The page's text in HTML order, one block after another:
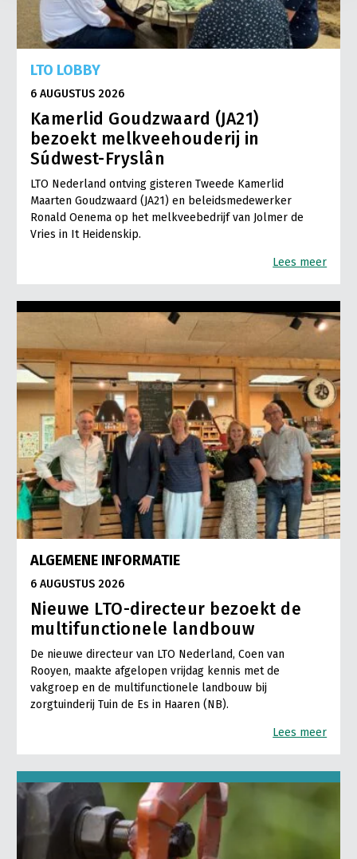
LTO LOBBY
6 AUGUSTUS 2026
Kamerlid Goudzwaard (JA21)
bezoekt melkveehouderij in
Súdwest-Fryslân
LTO Nederland ontving gisteren Tweede Kamerlid
Maarten Goudzwaard (JA21) en beleidsmedewerker
Ronald Oenema op het melkveebedrijf van Jolmer de
Vries in It Heidenskip.
Lees meer
ALGEMENE INFORMATIE
6 AUGUSTUS 2026
Nieuwe LTO-directeur bezoekt de
multifunctionele landbouw
De nieuwe directeur van LTO Nederland, Coen van
Rooyen, maakte afgelopen vrijdag kennis met de
vakgroep en de multifunctionele landbouw bij
zorgtuinderij Tuin de Es in Haaren (NB).
Lees meer